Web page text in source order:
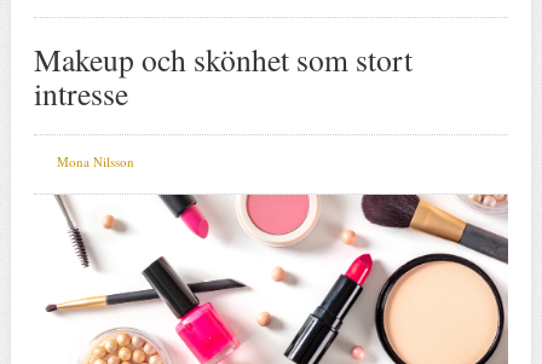
Makeup och skönhet som stort
intresse
Mona Nilsson